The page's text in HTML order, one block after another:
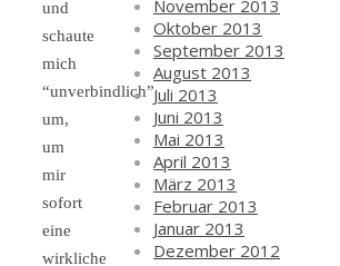
und
schaute
mich
“unverbindlich”
um,
um
mir
sofort
eine
wirkliche
November 2013
Oktober 2013
September 2013
August 2013
Juli 2013
Juni 2013
Mai 2013
April 2013
März 2013
Februar 2013
Januar 2013
Dezember 2012